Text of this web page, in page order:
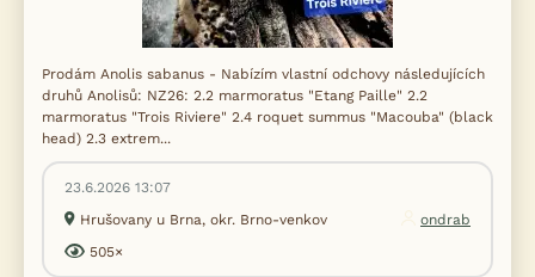
Prodám Anolis sabanus - Nabízím vlastní odchovy následujících
druhů Anolisů: NZ26: 2.2 marmoratus "Etang Paille" 2.2
marmoratus "Trois Riviere" 2.4 roquet summus "Macouba" (black
head) 2.3 extrem...
23.6.2026 13:07
Hrušovany u Brna, okr. Brno-venkov
ondrab
505×